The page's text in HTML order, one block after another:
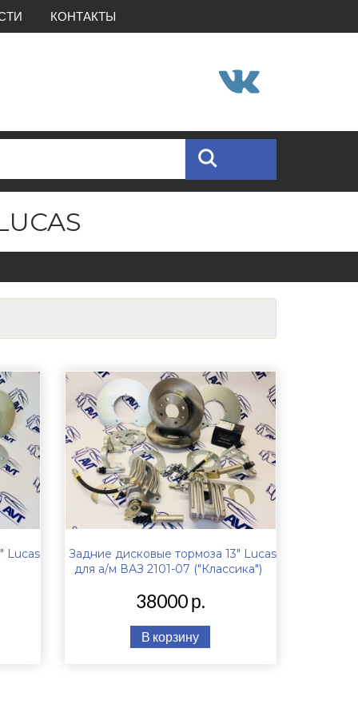
КОНТАКТЫ
Lucas
Задние дисковые тормоза 13" Lucas
для а/м ВАЗ 2101-07 ("Классика")
38000 р.
В корзину